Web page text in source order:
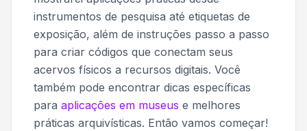
instrumentos de pesquisa até etiquetas de
exposição, além de instruções passo a passo
para criar códigos que conectam seus
acervos físicos a recursos digitais. Você
também pode encontrar dicas específicas
para aplicações em museus e melhores
práticas arquivísticas. Então vamos começar!